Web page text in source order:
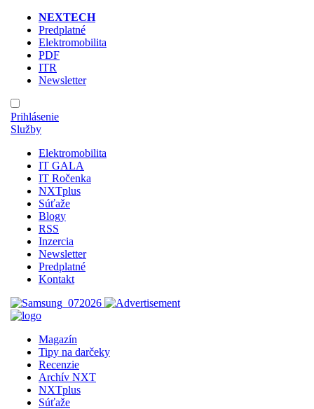
NEXTECH
Predplatné
Elektromobilita
PDF
ITR
Newsletter
Prihlásenie
Služby
Elektromobilita
IT GALA
IT Ročenka
NXTplus
Súťaže
Blogy
RSS
Inzercia
Newsletter
Predplatné
Kontakt
Magazín
Tipy na darčeky
Recenzie
Archív NXT
NXTplus
Súťaže